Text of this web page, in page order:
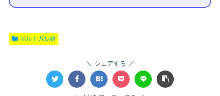
ポルトガル語
シェアする